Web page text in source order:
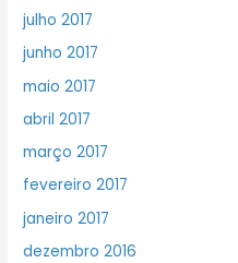
julho 2017
junho 2017
maio 2017
abril 2017
março 2017
fevereiro 2017
janeiro 2017
dezembro 2016